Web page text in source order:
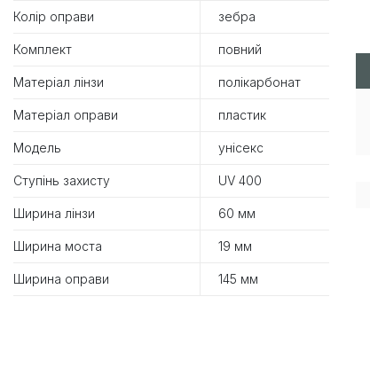
Колір оправи зебра
Комплект повний
Матеріал лінзи полікарбонат
Матеріал оправи пластик
Модель унісекс
Ступінь захисту UV 400
Ширина лінзи 60 мм
Ширина моста 19 мм
Ширина оправи 145 мм